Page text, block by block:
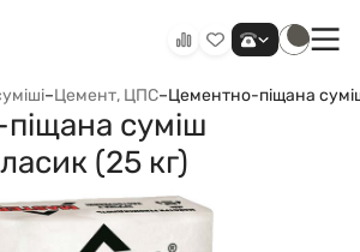
–Цемент, ЦПС–Цементно-піщана
суміш
(25 кг)